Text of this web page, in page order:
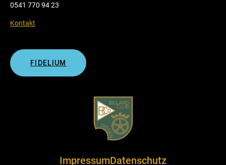
0541 770 94 23
Kontakt
FIDELIUM
ImpressumDatenschutz